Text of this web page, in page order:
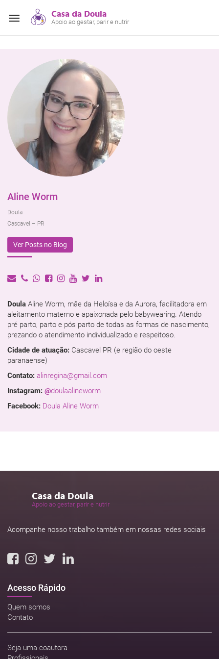
Alterar
Casa da Doula
Apoio ao gestar, parir e nutrir
Aline Worm
Doula
Cascavel – PR
Ver Posts no Blog
Doula Aline Worm, mãe da Heloísa e da Aurora, facilitadora em
aleitamento materno e apaixonada pelo babywearing. Atendo
pré parto, parto e pós parto de todas as formas de nascimento,
prezando o atendimento individualizado e respeitoso.
Cidade de atuação: Cascavel PR (e região do oeste
paranaense)
Contato: alinregina@gmail.com
Instagram: @doulaalineworm
Facebook: Doula Aline Worm
Casa da Doula
Apoio ao gestar, parir e nutrir
Acompanhe nosso trabalho também em nossas redes sociais
Acesso Rápido
Quem somos
Contato
Seja uma coautora